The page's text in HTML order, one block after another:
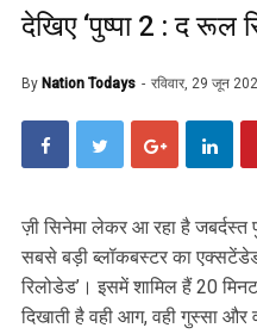
देखिए ‘पुष्पा 2 : द रूल
By Nation Todays रविवार, 29 जून
ज़ी सिनेमा लेकर आ रहा है जबर्दस्त
सबसे बड़ी ब्लॉकबस्टर का
रिलोडेड’। इसमें शामिल हैं 20
दिखाती है वही आग, वही गुस्सा